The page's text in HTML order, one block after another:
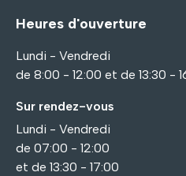
Heures d'ouverture
Lundi - Vendredi
de 8:00 - 12:00 et de 13:30 -
Sur rendez-vous
Lundi - Vendredi
de 07:00 - 12:00
et de 13:30 - 17:00